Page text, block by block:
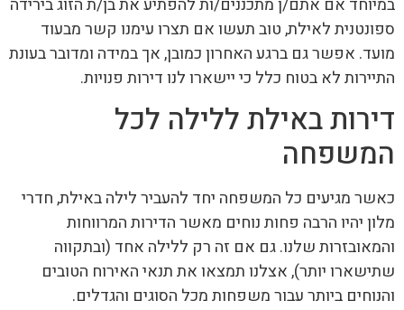
ספונטנית לאילת, טוב תעשו אם תצרו עימנו קשר מבעוד
מועד. אפשר גם ברגע האחרון כמובן, אך במידה ומדובר בעונת
התיירות לא בטוח כלל כי יישארו לנו דירות פנויות.
דירות באילת ללילה לכל
המשפחה
כאשר מגיעים כל המשפחה יחד להעביר לילה באילת, חדרי
מלון יהיו הרבה פחות נוחים מאשר הדירות המרווחות
והמאובזרות שלנו. גם אם זה רק ללילה אחד (ובתקווה
שתישארו יותר), אצלנו תמצאו את תנאי האירוח הטובים
והנוחים ביותר עבור משפחות מכל הסוגים והגדלים.